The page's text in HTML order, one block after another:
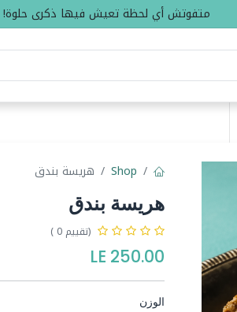
متفوتش أي لحظة تعيش فيها ذكرى حلوة!
Shop هريسة بندق
هريسة بندق
(تقييم 0 )
250.00
الوزن